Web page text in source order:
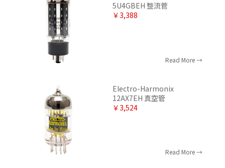
5U4GBEH 整流菅
￥3,388
Read More
Electro-Harmonix
12AX7EH 真空管
￥3,524
Read More